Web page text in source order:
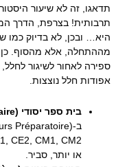
תדאגו, זה לא שיעור
תרבותית! בצרפת, הדרך
היא… ובכן, לא בדיוק כמו
מההתחלה, אלא מהסוף. כן,
ספירה לאחור לשיגור
אפודות חלל נוצצות.
בית ספר יסודי (École Primaire):
או יותר, סביר.